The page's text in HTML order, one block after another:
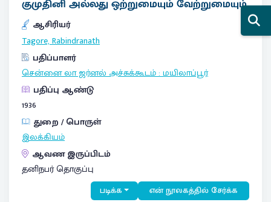
குமுதினி அல்லது ஒற்றுமையும் வேற்றுமையும்
ஆசிரியர்
Tagore, Rabindranath
பதிப்பாளர்
சென்னை லா ஜர்னல் அச்சுக்கூடம்:மயிலாப்பூர்
பதிப்பு ஆண்டு
1936
துறை / பொருள்
இலக்கியம்
ஆவண இருப்பிடம்
தனிநபர் தொகுப்பு
படிக்க என் நூலகத்தில் சேர்க்க